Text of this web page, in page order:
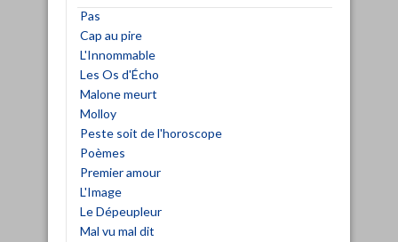
Pas
Cap au pire
L'Innommable
Les Os d'Écho
Malone meurt
Molloy
Peste soit de l'horoscope
Poèmes
Premier amour
L'Image
Le Dépeupleur
Mal vu mal dit